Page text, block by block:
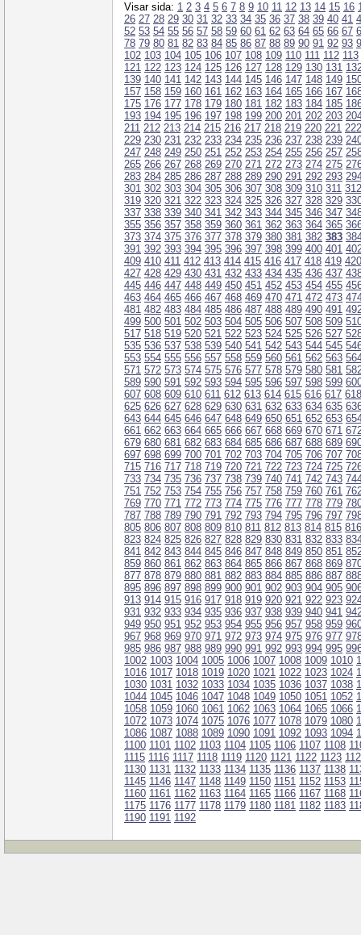
Visar sida: 1 2 3 4 5 6 7 8 9 10 11 12 13 14 15 16
26 27 28 29 30 31 32 33 34 35 36 37 38 39 40 41
52 53 54 55 56 57 58 59 60 61 62 63 64 65 66 67
78 79 80 81 82 83 84 85 86 87 88 89 90 91 92 93
102 103 104 105 106 107 108 109 110 111 112 113
121 122 123 124 125 126 127 128 129 130 131
139 140 141 142 143 144 145 146 147 148 149
157 158 159 160 161 162 163 164 165 166 167
175 176 177 178 179 180 181 182 183 184 185
193 194 195 196 197 198 199 200 201 202 203
211 212 213 214 215 216 217 218 219 220 221 222
229 230 231 232 233 234 235 236 237 238 239
247 248 249 250 251 252 253 254 255 256 257
265 266 267 268 269 270 271 272 273 274 275
283 284 285 286 287 288 289 290 291 292 293
301 302 303 304 305 306 307 308 309 310 311 312
319 320 321 322 323 324 325 326 327 328 329
337 338 339 340 341 342 343 344 345 346 347
355 356 357 358 359 360 361 362 363 364 365
373 374 375 376 377 378 379 380 381 382 383
391 392 393 394 395 396 397 398 399 400 401
409 410 411 412 413 414 415 416 417 418 419 420
427 428 429 430 431 432 433 434 435 436 437
445 446 447 448 449 450 451 452 453 454 455
463 464 465 466 467 468 469 470 471 472 473
481 482 483 484 485 486 487 488 489 490 491
499 500 501 502 503 504 505 506 507 508 509
517 518 519 520 521 522 523 524 525 526 527
535 536 537 538 539 540 541 542 543 544 545
553 554 555 556 557 558 559 560 561 562 563
571 572 573 574 575 576 577 578 579 580 581
589 590 591 592 593 594 595 596 597 598 599
607 608 609 610 611 612 613 614 615 616 617 618
625 626 627 628 629 630 631 632 633 634 635
643 644 645 646 647 648 649 650 651 652 653
661 662 663 664 665 666 667 668 669 670 671
679 680 681 682 683 684 685 686 687 688 689
697 698 699 700 701 702 703 704 705 706 707
715 716 717 718 719 720 721 722 723 724 725
733 734 735 736 737 738 739 740 741 742 743
751 752 753 754 755 756 757 758 759 760 761
769 770 771 772 773 774 775 776 777 778 779
787 788 789 790 791 792 793 794 795 796 797
805 806 807 808 809 810 811 812 813 814 815 816
823 824 825 826 827 828 829 830 831 832 833
841 842 843 844 845 846 847 848 849 850 851
859 860 861 862 863 864 865 866 867 868 869
877 878 879 880 881 882 883 884 885 886 887
895 896 897 898 899 900 901 902 903 904 905
913 914 915 916 917 918 919 920 921 922 923
931 932 933 934 935 936 937 938 939 940 941
949 950 951 952 953 954 955 956 957 958 959
967 968 969 970 971 972 973 974 975 976 977
985 986 987 988 989 990 991 992 993 994 995
1002 1003 1004 1005 1006 1007 1008 1009 1010
1016 1017 1018 1019 1020 1021 1022 1023 1024
1030 1031 1032 1033 1034 1035 1036 1037 1038
1044 1045 1046 1047 1048 1049 1050 1051 1052
1058 1059 1060 1061 1062 1063 1064 1065 1066
1072 1073 1074 1075 1076 1077 1078 1079 1080
1086 1087 1088 1089 1090 1091 1092 1093 1094
1100 1101 1102 1103 1104 1105 1106 1107 1108
1115 1116 1117 1118 1119 1120 1121 1122 1123
1130 1131 1132 1133 1134 1135 1136 1137 1138
1145 1146 1147 1148 1149 1150 1151 1152 1153
1160 1161 1162 1163 1164 1165 1166 1167 1168
1175 1176 1177 1178 1179 1180 1181 1182 1183
1190 1191 1192